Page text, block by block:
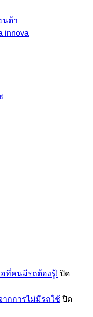
นต้า
innova
ที่คนมีรถต้องรู้! ปิด
ากการไม่มีรถใช้ ปิด